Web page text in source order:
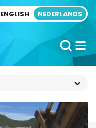
ENGLISH NEDERLANDS